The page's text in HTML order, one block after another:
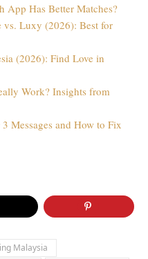
Has Better Matches?
vs. Luxy (2026): Best for
(2026): Find Love in
Work? Insights from
Messages and How to Fix
Malaysia